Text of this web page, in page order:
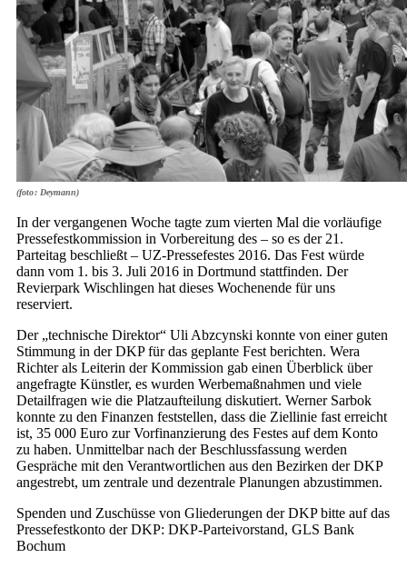
(foto: Deymann)
In der vergangenen Woche tagte zum vierten Mal die vorläufige
Pressefestkommission in Vorbereitung des – so es der 21.
Parteitag beschließt – UZ-Pressefestes 2016. Das Fest würde
dann vom 1. bis 3. Juli 2016 in Dortmund stattfinden. Der
Revierpark Wischlingen hat dieses Wochenende für uns
reserviert.
Der „technische Direktor“ Uli Abzcynski konnte von einer guten
Stimmung in der DKP für das geplante Fest berichten. Wera
Richter als Leiterin der Kommission gab einen Überblick über
angefragte Künstler, es wurden Werbemaßnahmen und viele
Detailfragen wie die Platzaufteilung diskutiert. Werner Sarbok
konnte zu den Finanzen feststellen, dass die Ziellinie fast erreicht
ist, 35 000 Euro zur Vorfinanzierung des Festes auf dem Konto
zu haben. Unmittelbar nach der Beschlussfassung werden
Gespräche mit den Verantwortlichen aus den Bezirken der DKP
angestrebt, um zentrale und dezentrale Planungen abzustimmen.
Spenden und Zuschüsse von Gliederungen der DKP bitte auf das
Pressefestkonto der DKP: DKP-Parteivorstand, GLS Bank
Bochum